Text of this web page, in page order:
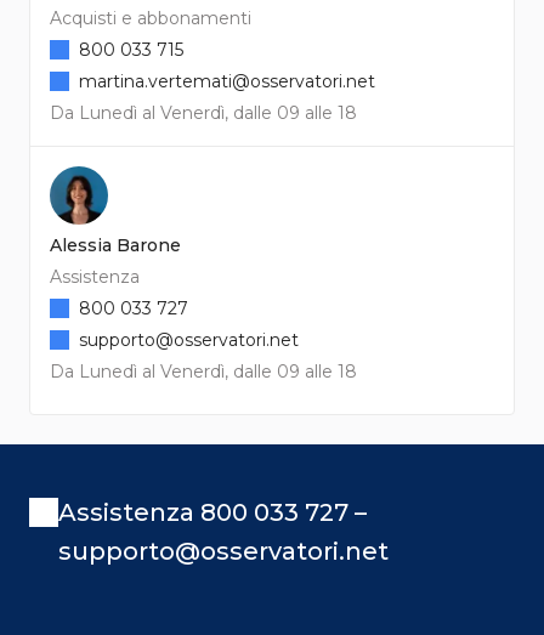
Acquisti e abbonamenti
Da Lunedì al Venerdì, dalle 09 alle 18
800 033 715
martina.vertemati@osservatori.net
Alessia Barone
Assistenza
Da Lunedì al Venerdì, dalle 09 alle 18
800 033 727
supporto@osservatori.net
Assistenza 800 033 727 –
supporto@osservatori.net